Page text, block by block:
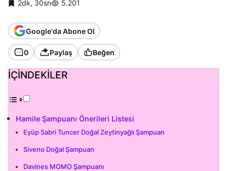
2dk, 30sn 5.201
Google'da Abone Ol
0 Paylaş Beğen
İÇİNDEKİLER
Hamile Şampuanı Önerileri Listesi
Eyüp Sabri Tuncer Doğal Zeytinyağlı Şampuan
Siveno Doğal Şampuan
Davines MOMO Şampuanı